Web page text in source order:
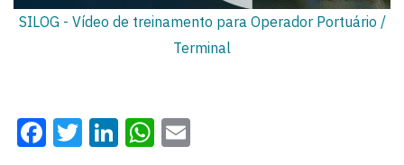
SILOG - Vídeo de treinamento para Operador Portuário /
Terminal
Facebook
Twitter
LinkedIn
WhatsApp